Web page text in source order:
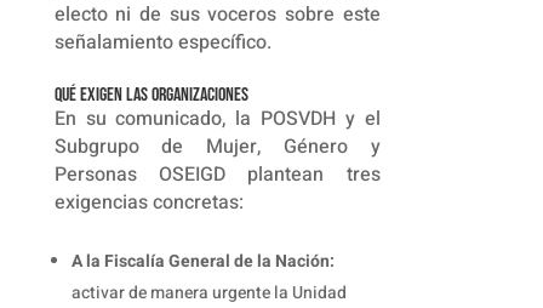
electo ni de sus voceros sobre este
señalamiento específico.
Qué exigen las organizaciones
En su comunicado, la POSVDH y el
Subgrupo de Mujer, Género y
Personas OSEIGD plantean tres
exigencias concretas:
A la Fiscalía General de la Nación:
activar de manera urgente la Unidad